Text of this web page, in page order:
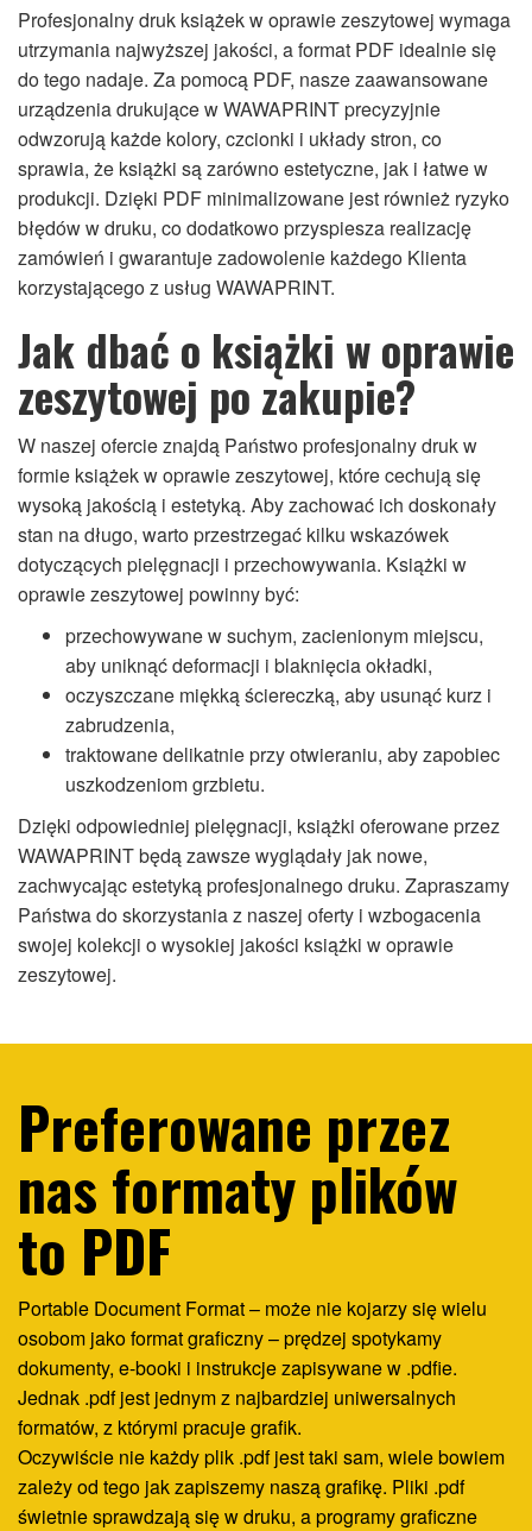
Profesjonalny druk książek w oprawie zeszytowej wymaga
utrzymania najwyższej jakości, a format PDF idealnie się
do tego nadaje. Za pomocą PDF, nasze zaawansowane
urządzenia drukujące w WAWAPRINT precyzyjnie
odwzorują każde kolory, czcionki i układy stron, co
sprawia, że książki są zarówno estetyczne, jak i łatwe w
produkcji. Dzięki PDF minimalizowane jest również ryzyko
błędów w druku, co dodatkowo przyspiesza realizację
zamówień i gwarantuje zadowolenie każdego Klienta
korzystającego z usług WAWAPRINT.
Jak dbać o książki w oprawie
zeszytowej po zakupie?
W naszej ofercie znajdą Państwo profesjonalny druk w
formie książek w oprawie zeszytowej, które cechują się
wysoką jakością i estetyką. Aby zachować ich doskonały
stan na długo, warto przestrzegać kilku wskazówek
dotyczących pielęgnacji i przechowywania. Książki w
oprawie zeszytowej powinny być:
przechowywane w suchym, zacienionym miejscu,
aby uniknąć deformacji i blaknięcia okładki,
oczyszczane miękką ściereczką, aby usunąć kurz i
zabrudzenia,
traktowane delikatnie przy otwieraniu, aby zapobiec
uszkodzeniom grzbietu.
Dzięki odpowiedniej pielęgnacji, książki oferowane przez
WAWAPRINT będą zawsze wyglądały jak nowe,
zachwycając estetyką profesjonalnego druku. Zapraszamy
Państwa do skorzystania z naszej oferty i wzbogacenia
swojej kolekcji o wysokiej jakości książki w oprawie
zeszytowej.
Preferowane przez
nas formaty plików
to PDF
Portable Document Format – może nie kojarzy się wielu
osobom jako format graficzny – prędzej spotykamy
dokumenty, e-booki i instrukcje zapisywane w .pdfie.
Jednak .pdf jest jednym z najbardziej uniwersalnych
formatów, z którymi pracuje grafik.
Oczywiście nie każdy plik .pdf jest taki sam, wiele bowiem
zależy od tego jak zapiszemy naszą grafikę. Pliki .pdf
świetnie sprawdzają się w druku, a programy graficzne